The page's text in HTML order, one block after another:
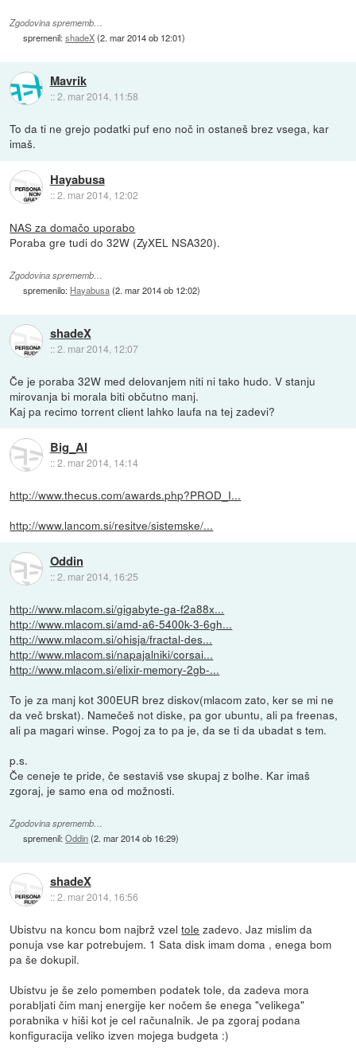
Zgodovina sprememb…
spremenil:shadeX(2. mar 2014 ob 12:01)
Mavrik
::2. mar 2014, 11:58
To da ti ne grejo podatki puf eno noč in ostaneš brez vsega, kar
imaš.
Hayabusa
::2. mar 2014, 12:02
NAS za domačo uporabo
Poraba gre tudi do 32W (ZyXEL NSA320).
Zgodovina sprememb…
spremenilo: Hayabusa(2. mar 2014 ob 12:02)
shadeX
::2. mar 2014, 12:07
Če je poraba 32W med delovanjem niti ni tako hudo. V stanju
mirovanja bi morala biti občutno manj.
Kaj pa recimo torrent client lahko laufa na tej zadevi?
Big_Al
::2. mar 2014, 14:14
http://www.thecus.com/awards.php?PROD_I...
http://www.lancom.si/resitve/sistemske/...
Oddin
::2. mar 2014, 16:25
http://www.mlacom.si/gigabyte-ga-f2a88x...
http://www.mlacom.si/amd-a6-5400k-3-6gh...
http://www.mlacom.si/ohisja/fractal-des...
http://www.mlacom.si/napajalniki/corsai...
http://www.mlacom.si/elixir-memory-2gb-...
To je za manj kot 300EUR brez diskov(mlacom zato, ker se mi ne
da več brskat). Namečeš not diske, pa gor ubuntu, ali pa freenas,
ali pa magari winse. Pogoj za to pa je, da se ti da ubadat s tem.
p.s.
Če ceneje te pride, če sestaviš vse skupaj z bolhe. Kar imaš
zgoraj, je samo ena od možnosti.
Zgodovina sprememb…
spremenil:Oddin(2. mar 2014 ob 16:29)
shadeX
::2. mar 2014, 16:56
Ubistvu na koncu bom najbrž vzeltole zadevo. Jaz mislim da
ponuja vse kar potrebujem. 1 Sata disk imam doma , enega bom
pa še dokupil.
Ubistvu je še zelo pomemben podatek tole, da zadeva mora
porabljati čim manj energije ker nočem še enega "velikega"
porabnika v hiši kot je cel računalnik. Je pa zgoraj podana
konfiguracija veliko izven mojega budgeta :)